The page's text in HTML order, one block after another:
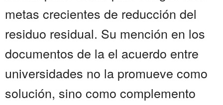
metas crecientes de reducción del
residuo residual. Su mención en los
documentos de la el acuerdo entre
universidades no la promueve como
solución, sino como complemento